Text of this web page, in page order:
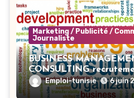
Marketing / Publicité /
Journaliste
BUSINESS
CONSULTING
Developer BI – Tunis
Emploi-tunisie 6 juin